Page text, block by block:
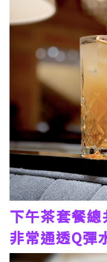
下午茶套餐
非常通透Q彈